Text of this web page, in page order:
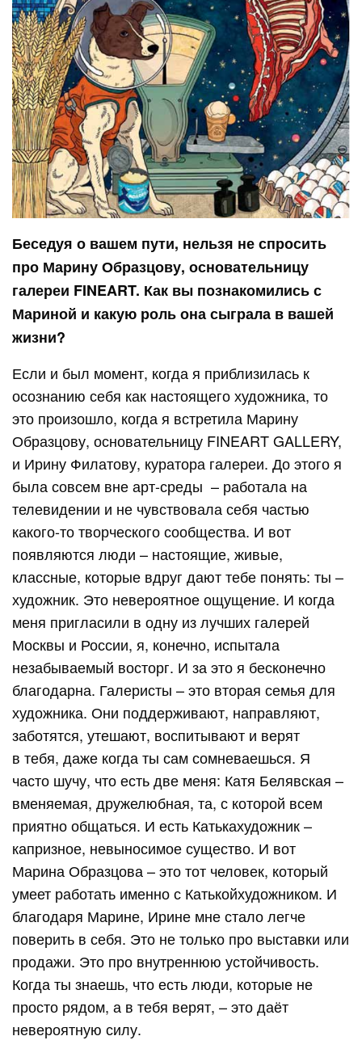
Беседуя о вашем пути, нельзя не спросить
про Марину Образцову, основательницу
галереи FINEART. Как вы познакомились с
Мариной и какую роль она сыграла в вашей
жизни?
Если и был момент, когда я приблизилась к
осознанию себя как настоящего художника, то
это произошло, когда я встретила Марину
Образцову, основательницу FINEART GALLERY,
и Ирину Филатову, куратора галереи. До этого я
была совсем вне арт-среды – работала на
телевидении и не чувствовала себя частью
какого-то творческого сообщества. И вот
появляются люди – настоящие, живые,
классные, которые вдруг дают тебе понять: ты –
художник. Это невероятное ощущение. И когда
меня пригласили в одну из лучших галерей
Москвы и России, я, конечно, испытала
незабываемый восторг. И за это я бесконечно
благодарна. Галеристы – это вторая семья для
художника. Они поддерживают, направляют,
заботятся, утешают, воспитывают и верят
в тебя, даже когда ты сам сомневаешься. Я
часто шучу, что есть две меня: Катя Белявская –
вменяемая, дружелюбная, та, с которой всем
приятно общаться. И есть Катькахудожник –
капризное, невыносимое существо. И вот
Марина Образцова – это тот человек, который
умеет работать именно с Катькойхудожником. И
благодаря Марине, Ирине мне стало легче
поверить в себя. Это не только про выставки или
продажи. Это про внутреннюю устойчивость.
Когда ты знаешь, что есть люди, которые не
просто рядом, а в тебя верят, – это даёт
невероятную силу.